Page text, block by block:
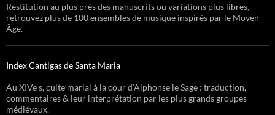
Restitution au plus près des manuscrits ou variations plus libres,
retrouvez plus de 100 ensembles de musique inspirés par le Moyen
Âge.
Index Cantigas de Santa Maria
Au XIVe s, culte marial à la cour d’Alphonse le Sage : traduction,
commentaires & leur interprétation par les plus grands groupes
médiévaux.